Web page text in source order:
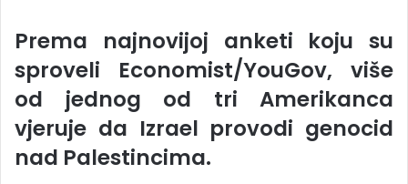
Prema najnovijoj anketi koju su
sproveli Economist/YouGov, više
od jednog od tri Amerikanca
vjeruje da Izrael provodi genocid
nad Palestincima.